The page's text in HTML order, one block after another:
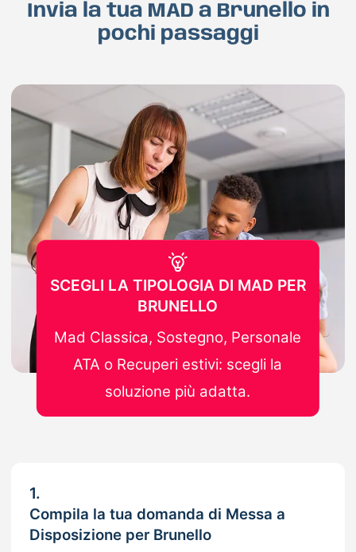
Invia la tua MAD a Brunello in
pochi passaggi
1.
Compila la tua domanda di Messa a
Disposizione per Brunello
SCEGLI LA TIPOLOGIA DI MAD PER
BRUNELLO
Mad Classica, Sostegno, Personale
ATA o Recuperi estivi: scegli la
soluzione più adatta.